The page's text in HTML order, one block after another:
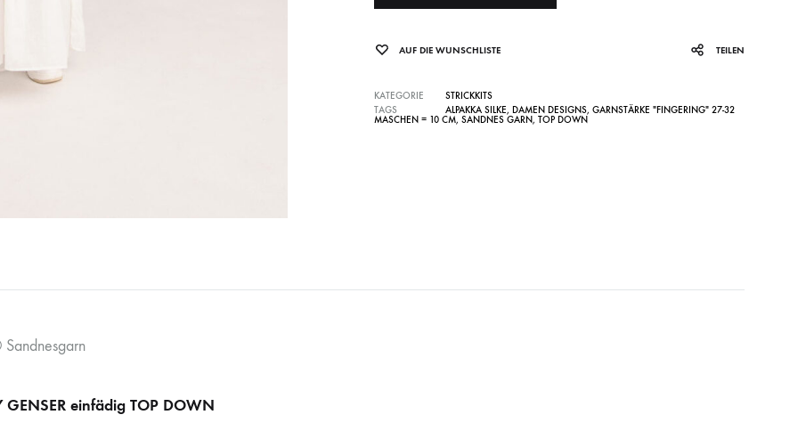
AUF DIE WUNSCHLISTE TEILEN
KATEGORIE
STRICKKITS
TAGS
ALPAKKA SILKE, DAMEN DESIGNS, GARNSTÄRKE "FINGERING" 27-32
MASCHEN = 10 CM, SANDNES GARN, TOP DOWN
GENSER einfädig TOP DOWN